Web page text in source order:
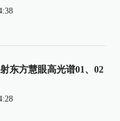
东方慧眼高光谱01、02